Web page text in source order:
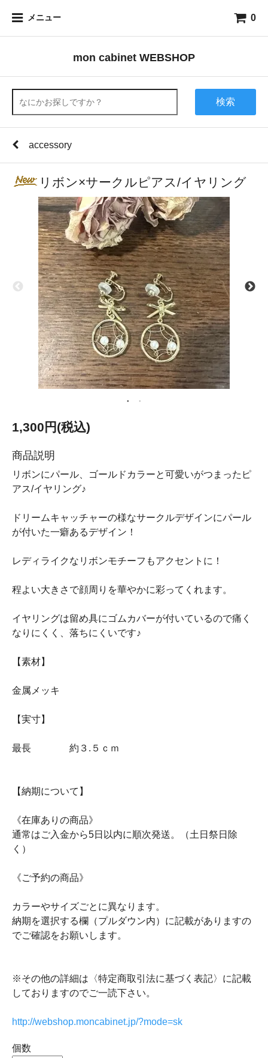
メニュー 0
mon cabinet WEBSHOP
検索
accessory
リボン×サークルピアス/イヤリング
1,300円(税込)
商品説明
リボンにパール、ゴールドカラーと可愛いがつまったピ
アス/イヤリング♪
ドリームキャッチャーの様なサークルデザインにパール
が付いた一癖あるデザイン！
レディライクなリボンモチーフもアクセントに！
程よい大きさで顔周りを華やかに彩ってくれます。
イヤリングは留め具にゴムカバーが付いているので痛く
なりにくく、落ちにくいです♪
【素材】
金属メッキ
【実寸】
最長 約３.５ｃｍ
【納期について】
《在庫ありの商品》
通常はご入金から5日以内に順次発送。（土日祭日除
く）
《ご予約の商品》
カラーやサイズごとに異なります。
納期を選択する欄（プルダウン内）に記載がありますの
でご確認をお願いします。
※その他の詳細は〈特定商取引法に基づく表記〉に記載
しておりますのでご一読下さい。
http://webshop.moncabinet.jp/?mode=sk
個数